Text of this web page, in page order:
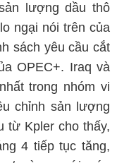
lượng dầu thô
ngại nói trên của
sách yêu cầu cắt
OPEC+. Iraq và
trong nhóm vi
chỉnh sản lượng
từ Kpler cho thấy,
4 tiếp tục tăng,